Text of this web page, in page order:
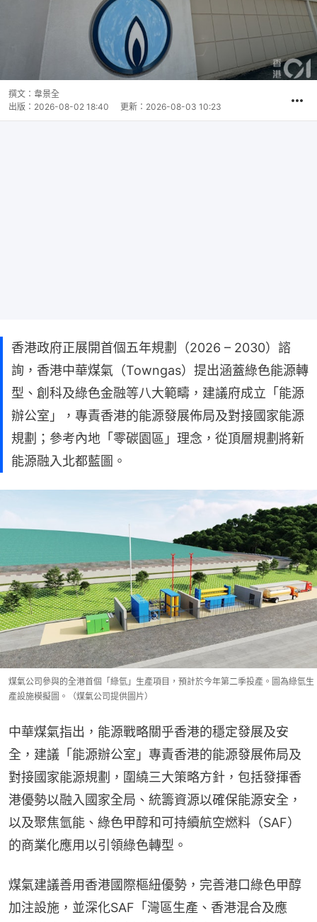
撰文： 韋景全
出版： 2026-08-02 18:40 更新： 2026-08-03 10:23
香港政府正展開首個五年規劃（2026 – 2030）諮
詢，香港中華煤氣（Towngas）提出涵蓋綠色能源轉
型、創科及綠色金融等八大範疇，建議府成立「能源
辦公室」，專責香港的能源發展佈局及對接國家能源
規劃；參考內地「零碳園區」理念，從頂層規劃將新
能源融入北都藍圖。
煤氣公司參與的全港首個「綠氫」生產項目，預計於今年第二季投產。圖為綠氫生
產設施模擬圖。（煤氣公司提供圖片）
中華煤氣指出，能源戰略關乎香港的穩定發展及安
全，建議「能源辦公室」專責香港的能源發展佈局及
對接國家能源規劃，圍繞三大策略方針，包括發揮香
港優勢以融入國家全局、統籌資源以確保能源安全，
以及聚焦氫能、綠色甲醇和可持續航空燃料（SAF）
的商業化應用以引領綠色轉型。
煤氣建議善用香港國際樞紐優勢，完善港口綠色甲醇
加注設施，並深化SAF「灣區生產、香港混合及應